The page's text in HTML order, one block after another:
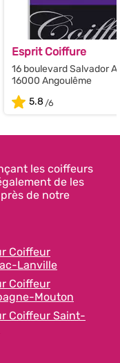
Esprit Coiffure
16 boulevard Salvador
16000 Angoulême
5.8
les coiffeurs
de les
de notre
Coiffeur
Lanville
Coiffeur
Mouton
Coiffeur Saint-